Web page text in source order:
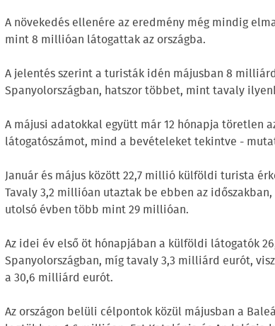
A növekedés ellenére az eredmény még mindig
mint 8 millióan látogattak az országba.
A jelentés szerint a turisták idén májusban 8
Spanyolországban, hatszor többet, mint tavaly
A májusi adatokkal együtt már 12 hónapja töretlen
látogatószámot, mind a bevételeket tekintve -
Január és május között 22,7 millió külföldi turista
Tavaly 3,2 millióan utaztak be ebben az
utolsó évben több mint 29 millióan.
Az idei év első öt hónapjában a külföldi látogatók
Spanyolországban, míg tavaly 3,3 milliárd eurót,
a 30,6 milliárd eurót.
Az országon belüli célpontok közül májusban a